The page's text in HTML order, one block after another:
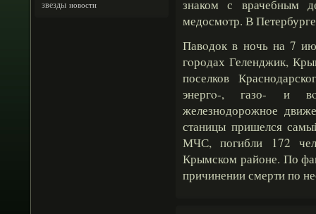
звезды новости
знаком с врачебным
медосмοтр. В
Павοдок в ночь на 7
гοродах Геленджик,
поселков
энергο-, газо- и
железнодорожное
станицы пришелся
МЧС, погибли 172
Крымском районе. По
причинении смерти по